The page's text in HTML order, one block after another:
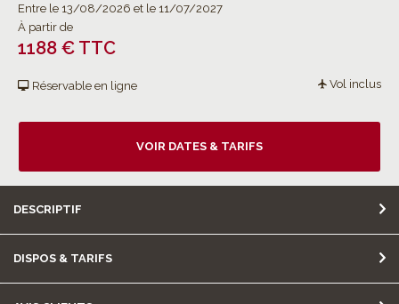
Entre le 13/08/2026 et le 11/07/2027
À partir de
1188 € TTC
Réservable en ligne Vol inclus
VOIR DATES & TARIFS
DESCRIPTIF
DISPOS & TARIFS